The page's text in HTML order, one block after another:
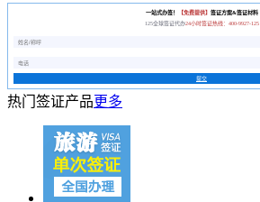
一站式办签！ 【免费提供】 签证方案&签证材料
125全球签证代办24小时签证热线：400-9927-125
提交
热门签证产品更多